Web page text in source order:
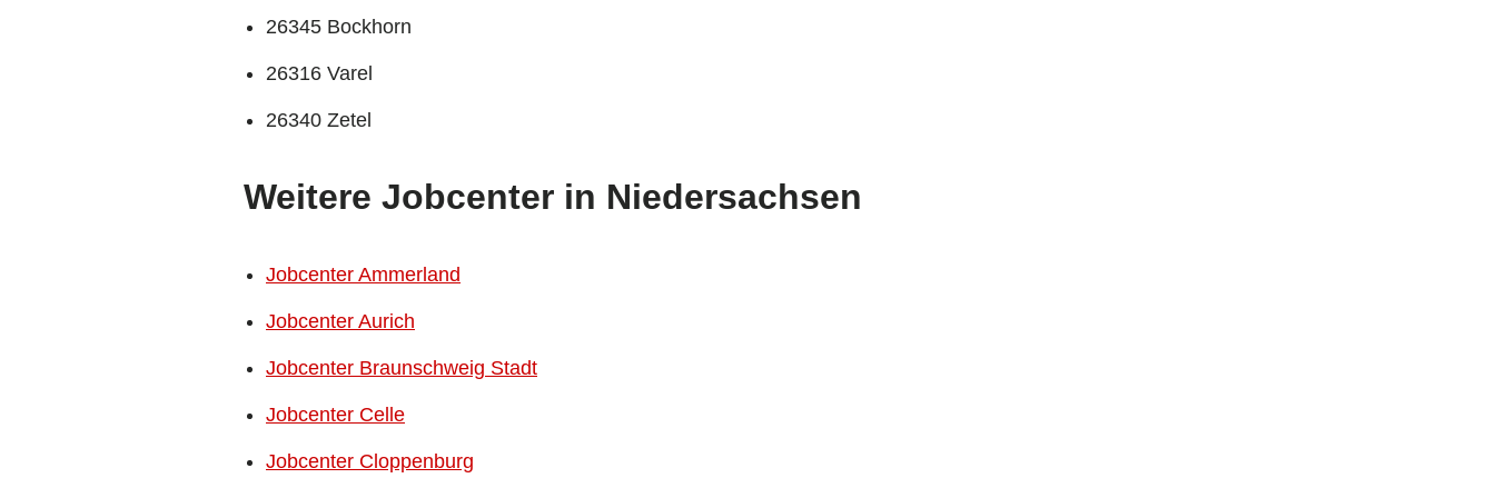
26345 Bockhorn
26316 Varel
26340 Zetel
Weitere Jobcenter in Niedersachsen
Jobcenter Ammerland
Jobcenter Aurich
Jobcenter Braunschweig Stadt
Jobcenter Celle
Jobcenter Cloppenburg